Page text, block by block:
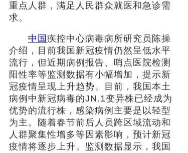
重点人群，满足人民群众就医和急诊需
求。
中国 疾控中心病毒病所研究员陈操
介绍，目前我国新冠疫情仍然呈低水平
流行，但近期病例报告、哨点医院检测
阳性率等监测数据有小幅增加，提示新
冠疫情呈现上升趋势。目前，我国本土
病例中新冠病毒的JN.1变异株已经成为
优势的流行株，感染病例主要是以轻型
为主。随着春节前后人员跨区域流动和
人群聚集性增多等因素影响，预计新冠
疫情将逐步上升。监测数据显示，我国